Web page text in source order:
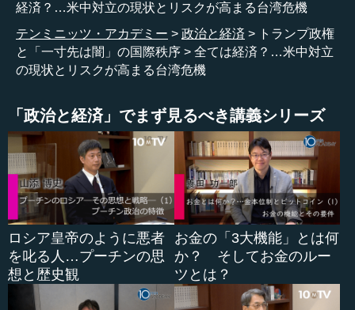
はそぐわない方向に行っている。国内の市場改革もしない
し、世界の国、特にアメリカやG7との協調もおざなりにし
ている。そして、政治改革。温家宝や胡錦濤の時代には、
やる方向が見えていたものが、そういったことにも後ろ向
きになっている。おかしい。米中関係はこのままでいいの
オバマ政権の末期にそれが出てきたのですが、一気に、
いわば激流のように中国戦略や中国への見方を変えたの
が、トランプ第1次政権でした。そして、私も中公新書
（『米中対立-アメリカの戦略転換と分断される世界』2021
年発刊）を書きましたが、皆さんご存じの通り、米中対立
というものが始まります。
実はその米中対立は、軍事の衝突や軍事力で競り合うと
いうことだけではありませんでした。政治的な対立、要す
るにアメリカの政治的影響力、同盟国やパートナー国を増
経済？…米中対立の現状とリスクが高まる台湾危機
テンミニッツ・アカデミー
政治と経済
トランプ政権
と「一寸先は闇」の国際秩序
全ては経済？…米中対立
の現状とリスクが高まる台湾危機
「政治と経済」でまず見るべき講義シリーズ
ロシア皇帝のように悪者
を叱る人…プーチンの思
想と歴史観
お金の「3大機能」とは何
か？ そしてお金のルー
ツとは？